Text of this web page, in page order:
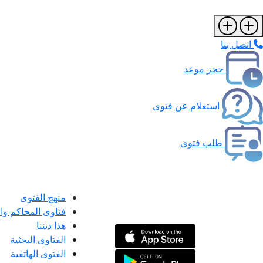
اتصل بنا
حجز موعد
استعلام عن فتوى
طلب فتوى
منهج الفتوى
فتاوى المحاكم
هذا ديننا
الفتاوى البحثية
الفتوى الهاتفية